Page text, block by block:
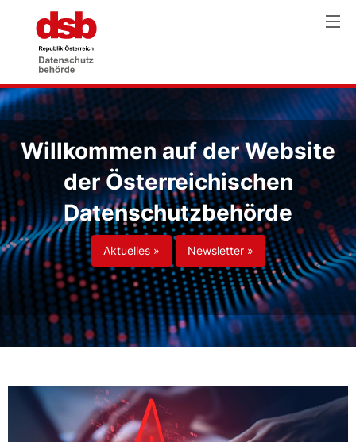
Willkommen auf der Website
der Österreichischen
Datenschutzbehörde
Aktuelles » Newsletter »